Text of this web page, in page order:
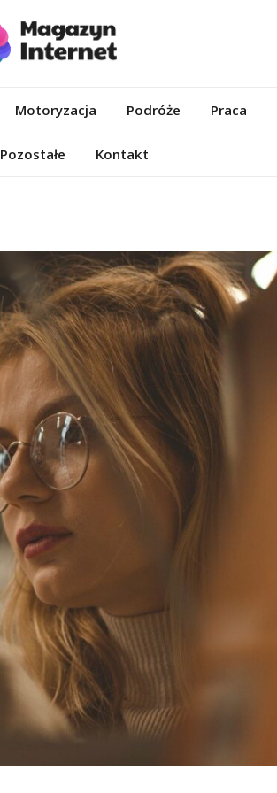
Motoryzacja Podróże Praca
Pozostałe Kontakt